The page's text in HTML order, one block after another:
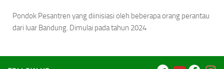
Pondok Pesantren yang diinisiasi oleh beberapa orang perantau
dari luar Bandung. Dimulai pada tahun 2024